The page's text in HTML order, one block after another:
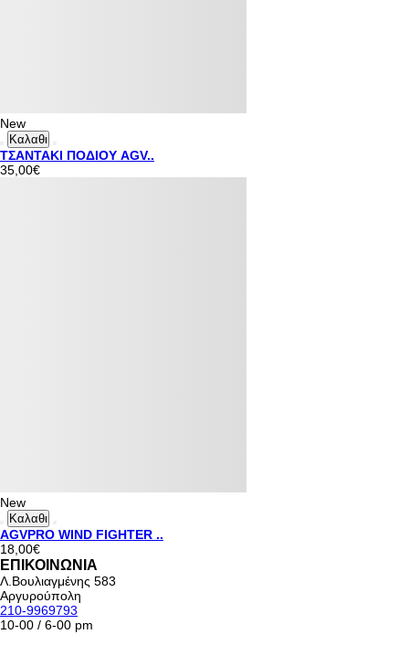
New
Καλαθι
ΤΣΑΝΤΑΚΙ ΠΟΔΙΟΥ AGV..
35,00€
New
Καλαθι
AGVPRO WIND FIGHTER ..
18,00€
ΕΠΙΚΟΙΝΩΝΙΑ
Λ.Βουλιαγμένης 583
Αργυρούπολη
210-9969793
10-00 / 6-00 pm